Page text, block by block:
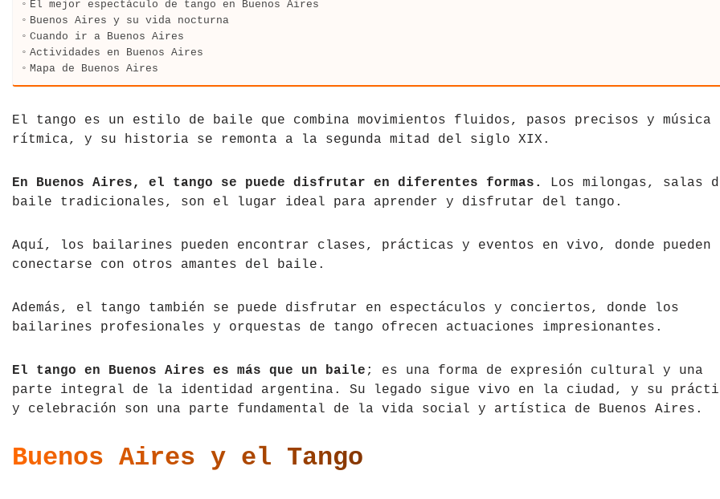
Perú
República Dominicana
Mongolia
Nepal
Tailandia
Vietnam
Francia
Grecia
Inglaterra
Islandia
Italia
Liechtenstein
Noruega
Portugal
El mejor espectáculo de tango en Buenos Aires
Buenos Aires y su vida nocturna
Cuando ir a Buenos Aires
Actividades en Buenos Aires
Mapa de Buenos Aires
El tango es un estilo de baile que combina movimientos fluidos, pasos precisos y música
rítmica, y su historia se remonta a la segunda mitad del siglo XIX.
En Buenos Aires, el tango se puede disfrutar en diferentes formas.
Los milongas, salas
baile tradicionales, son el lugar ideal para aprender y disfrutar del tango.
Aquí, los bailarines pueden encontrar clases, prácticas y eventos en vivo, donde pueden
conectarse con otros amantes del baile.
Además, el tango también se puede disfrutar en espectáculos y conciertos, donde los
bailarines profesionales y orquestas de tango ofrecen actuaciones impresionantes.
El tango en Buenos Aires es más que un baile ; es una forma de expresión cultural y una
parte integral de la identidad argentina. Su legado sigue vivo en la ciudad, y su
y celebración son una parte fundamental de la vida social y artística de Buenos Aires.
Buenos Aires y el Tango